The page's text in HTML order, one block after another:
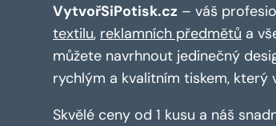
VytvořSiPotisk.cz – váš
textilu, reklamních předmětů a
můžete navrhnout jedinečný
rychlým a kvalitním tiskem, který
Skvělé ceny od 1 kusu a náš